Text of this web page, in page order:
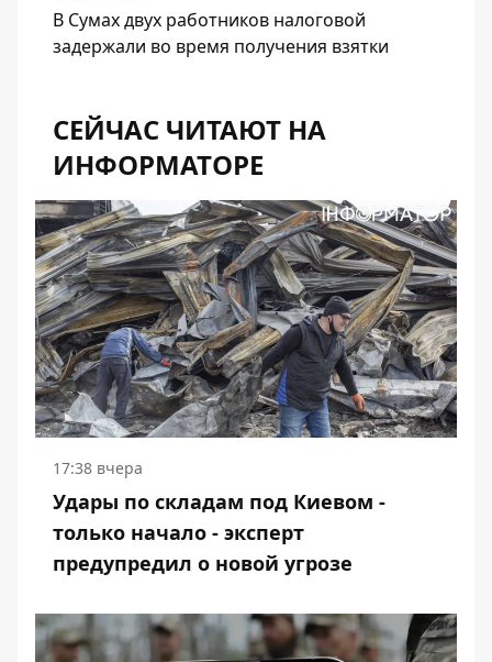
В Сумах двух работников налоговой
задержали во время получения взятки
СЕЙЧАС ЧИТАЮТ НА
ИНФОРМАТОРЕ
17:38 вчера
Удары по складам под Киевом -
только начало - эксперт
предупредил о новой угрозе